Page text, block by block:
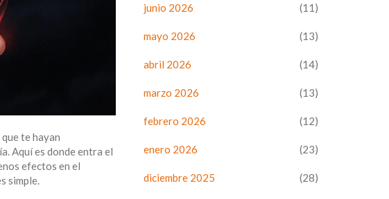
te hayan
Aquí es donde entra el
efectos en el
simple.
junio 2026 (11)
mayo 2026 (13)
abril 2026 (14)
marzo 2026 (13)
febrero 2026 (12)
enero 2026 (23)
diciembre 2025 (28)